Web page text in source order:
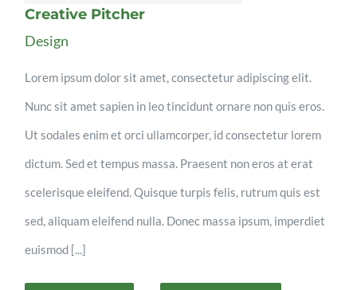
Creative Pitcher
Design
Lorem ipsum dolor sit amet, consectetur adipiscing elit.
Nunc sit amet sapien in leo tincidunt ornare non quis eros.
Ut sodales enim et orci ullamcorper, id consectetur lorem
dictum. Sed et tempus massa. Praesent non eros at erat
scelerisque eleifend. Quisque turpis felis, rutrum quis est
sed, aliquam eleifend nulla. Donec massa ipsum, imperdiet
euismod [...]